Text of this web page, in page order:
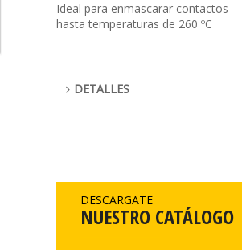
Ideal para enmascarar contactos
hasta temperaturas de 260 ºC
DETALLES
DESCÁRGATE
NUESTRO CATÁLOGO